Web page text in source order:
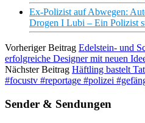
Ex-Polizist auf Abwegen:
Drogen I Lubi – Ein Polizist
Vorheriger Beitrag Edelstein- und
erfolgreiche Designer mit neuen
Nächster Beitrag Häftling bastelt
#focustv #reportage #polizei
Sender & Sendungen